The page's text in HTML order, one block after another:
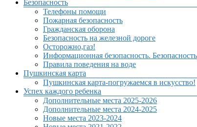
Безопасность
Телефоны помощи
Пожарная безопасность
Гражданская оборона
Безопасность на железной дороге
Осторожно,газ!
Информационная безопасность.
Правила поведения на воде
Пушкинская карта
Пушкинская карта-погружаемся в искусство!
Успех каждого ребенка
Дополнительные места 2025-2026
Дополнительные места 2024-2025
Новые места 2023-2024